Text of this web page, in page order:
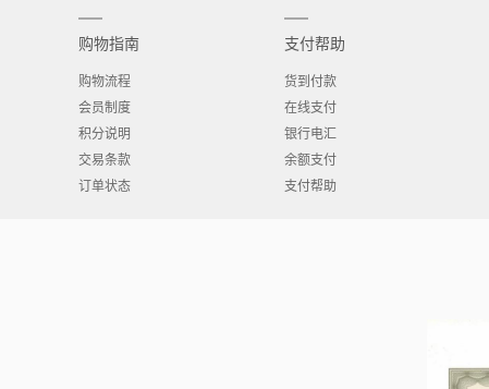
购物指南
购物流程
会员制度
积分说明
交易条款
订单状态
支付帮助
货到付款
在线支付
银行电汇
余额支付
支付帮助